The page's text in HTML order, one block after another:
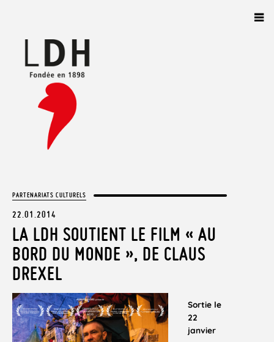
PARTENARIATS CULTURELS
22.01.2014
LA LDH SOUTIENT LE FILM « AU
BORD DU MONDE », DE CLAUS
DREXEL
Sortie le
22
janvier